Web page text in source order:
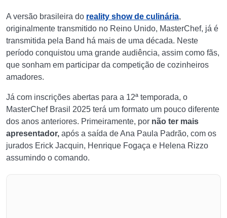
A versão brasileira do reality show de culinária,
originalmente transmitido no Reino Unido, MasterChef, já é
transmitida pela Band há mais de uma década. Neste
período conquistou uma grande audiência, assim como fãs,
que sonham em participar da competição de cozinheiros
amadores.
Já com inscrições abertas para a 12ª temporada, o
MasterChef Brasil 2025 terá um formato um pouco diferente
dos anos anteriores. Primeiramente, por não ter mais
apresentador, após a saída de Ana Paula Padrão, com os
jurados Erick Jacquin, Henrique Fogaça e Helena Rizzo
assumindo o comando.